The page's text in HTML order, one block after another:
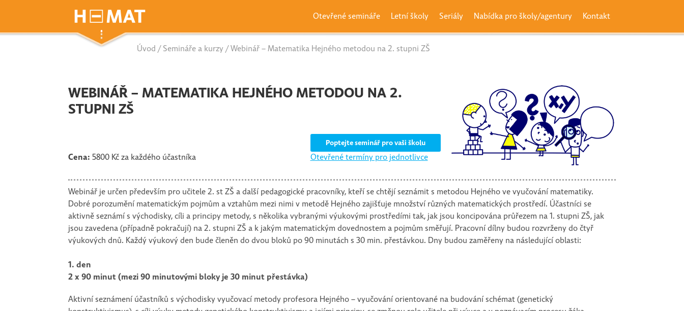
Otevřené semináře Letní školy Seriály Nabídka pro školy/agentury Kontakt
Úvod /Semináře a kurzy / Webinář – Matematika Hejného metodou na 2. stupni ZŠ
WEBINÁŘ – MATEMATIKA HEJNÉHO METODOU NA 2.
STUPNI ZŠ
Cena: 5800 Kč za každého účastníka
Poptejte seminář pro vaši školu
Otevřené termíny pro jednotlivce
Webinář je určen především pro učitele 2. st ZŠ a další pedagogické pracovníky, kteří se chtějí seznámit s metodou Hejného ve vyučování matematiky.
Dobré porozumění matematickým pojmům a vztahům mezi nimi v metodě Hejného zajišťuje množství různých matematických prostředí. Účastníci se
aktivně seznámí s východisky, cíli a principy metody, s několika vybranými výukovými prostředími tak, jak jsou koncipována průřezem na 1. stupni ZŠ, jak
jsou zavedena (případně pokračují) na 2. stupni ZŠ a k jakým matematickým dovednostem a pojmům směřují. Pracovní dílny budou rozvrženy do čtyř
výukových dnů. Každý výukový den bude členěn do dvou bloků po 90 minutách s 30 min. přestávkou. Dny budou zaměřeny na následující oblasti:
1. den
2 x 90 minut (mezi 90 minutovými bloky je 30 minut přestávka)
Aktivní seznámení účastníků s východisky vyučovací metody profesora Hejného – vyučování orientované na budování schémat (genetický